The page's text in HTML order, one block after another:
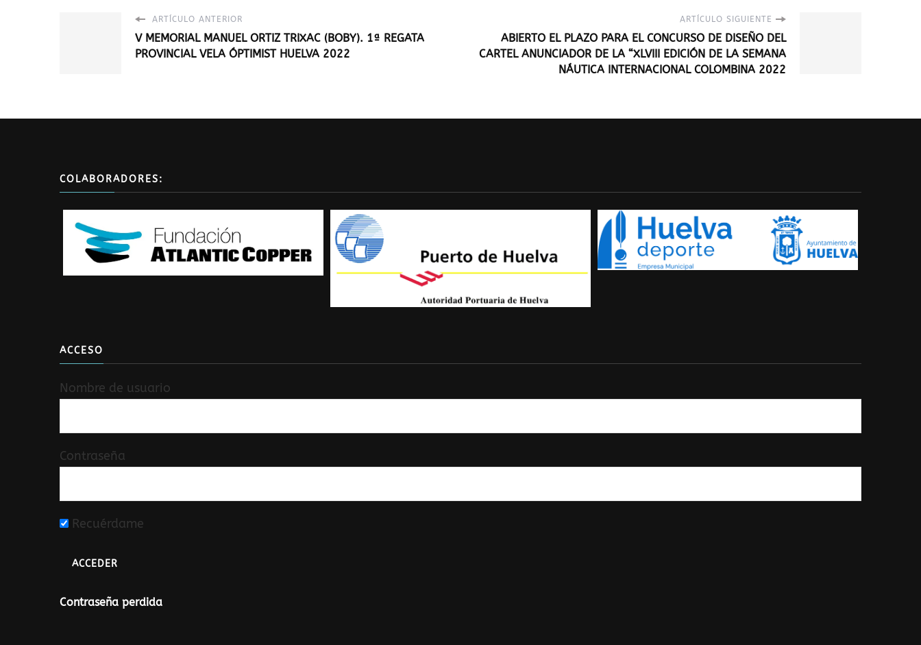
ARTÍCULO ANTERIOR
V MEMORIAL MANUEL ORTIZ TRIXAC (BOBY). 1ª REGATA
PROVINCIAL VELA ÓPTIMIST HUELVA 2022
ARTÍCULO SIGUIENTE
ABIERTO EL PLAZO PARA EL CONCURSO DE DISEÑO DEL
CARTEL ANUNCIADOR DE LA “XLVIII EDICIÓN DE LA SEMANA
NÁUTICA INTERNACIONAL COLOMBINA 2022
COLABORADORES:
ACCESO
Nombre de usuario
Contraseña
Recuérdame
Contraseña perdida